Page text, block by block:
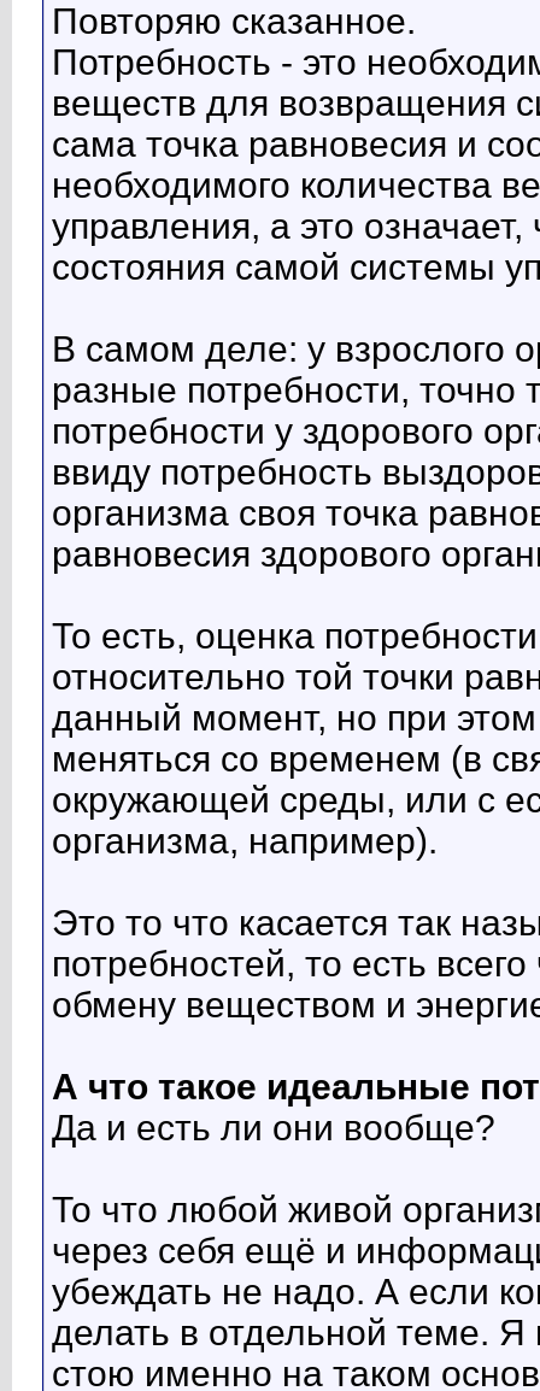
Повторяю сказанное.
Потребность - это
веществ для возвращения
сама точка равновесия и
необходимого количества
управления, а это означает,
состояния самой системы
В самом деле: у взрослого
разные потребности, точно
потребности у здорового
ввиду потребность
организма своя точка
равновесия здорового
То есть, оценка
относительно той точки
данный момент, но при
меняться со временем (в
окружающей среды, или с
организма, например).
Это то что касается так
потребностей, то есть
обмену веществом и
А что такое идеальные
Да и есть ли они вообще?
То что любой живой
через себя ещё и
убеждать не надо. А если
делать в отдельной теме.
стою именно на таком